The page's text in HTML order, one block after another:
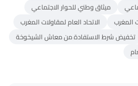
ميثاق وطني للحوار الاجتماعي
المغرب
الاتحاد العام لمقاولات المغرب
تخفيض شرط الاستفادة من معاش الشيخوخة